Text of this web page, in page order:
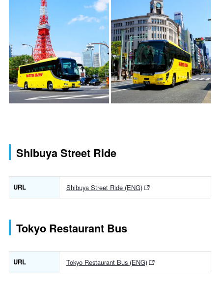
Shibuya Street Ride
URL Shibuya Street Ride (ENG)
Tokyo Restaurant Bus
URL Tokyo Restaurant Bus (ENG)